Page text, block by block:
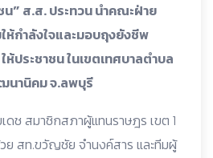
” ส.ส. ประทวน นำคณะฝ่าย
ห้กำลังใจและมอบถุงยังชีพ
ประชาชน ในเขตเทศบาลตำบล
นานิคม จ.ลพบุรี
ดช สมาชิกสภาผู้แทนราษฎร เขต 1
สท.ขวัญชัย จำนงค์สาร และทีมผู้